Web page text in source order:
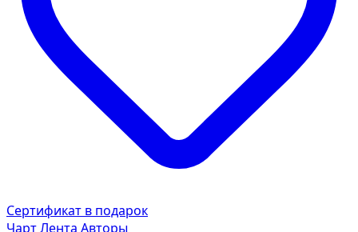
Сертификат в подарок
ЧартЛента Авторы